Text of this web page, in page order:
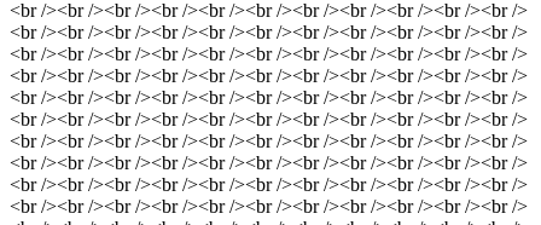
<br /><br /><br /><br /><br /><br /><br /><br /><br /><br /><br />
<br /><br /><br /><br /><br /><br /><br /><br /><br /><br /><br />
<br /><br /><br /><br /><br /><br /><br /><br /><br /><br /><br />
<br /><br /><br /><br /><br /><br /><br /><br /><br /><br /><br />
<br /><br /><br /><br /><br /><br /><br /><br /><br /><br /><br />
<br /><br /><br /><br /><br /><br /><br /><br /><br /><br /><br />
<br /><br /><br /><br /><br /><br /><br /><br /><br /><br /><br />
<br /><br /><br /><br /><br /><br /><br /><br /><br /><br /><br />
<br /><br /><br /><br /><br /><br /><br /><br /><br /><br /><br />
<br /><br /><br /><br /><br /><br /><br /><br /><br /><br /><br />